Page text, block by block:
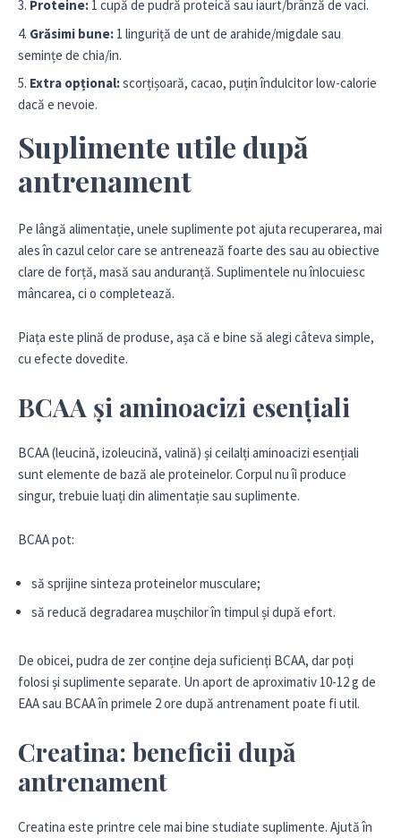
Proteine: 1 cupă de pudră proteică sau iaurt/brânză de vaci.
Grăsimi bune: 1 linguriță de unt de arahide/migdale sau
semințe de chia/in.
Extra opțional:scorțișoară, cacao, puțin îndulcitor low-calorie
dacă e nevoie.
Suplimente utile după
antrenament
Pe lângă alimentație, unele suplimente pot ajuta recuperarea, mai
ales în cazul celor care se antrenează foarte des sau au obiective
clare de forță, masă sau anduranță. Suplimentele nu înlocuiesc
mâncarea, ci o completează.
Piața este plină de produse, așa că e bine să alegi câteva simple,
cu efecte dovedite.
BCAA și aminoacizi esențiali
BCAA (leucină, izoleucină, valină) și ceilalți aminoacizi esențiali
sunt elemente de bază ale proteinelor. Corpul nu îi produce
singur, trebuie luați din alimentație sau suplimente.
BCAA pot:
să sprijine sinteza proteinelor musculare;
să reducă degradarea mușchilor în timpul și după efort.
De obicei, pudra de zer conține deja suficienți BCAA, dar poți
folosi și suplimente separate. Un aport de aproximativ 10-12 g de
EAA sau BCAA în primele 2 ore după antrenament poate fi util.
Creatina: beneficii după
antrenament
Creatina este printre cele mai bine studiate suplimente. Ajută în